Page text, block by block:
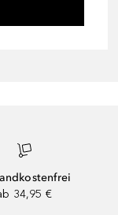
34,95 €